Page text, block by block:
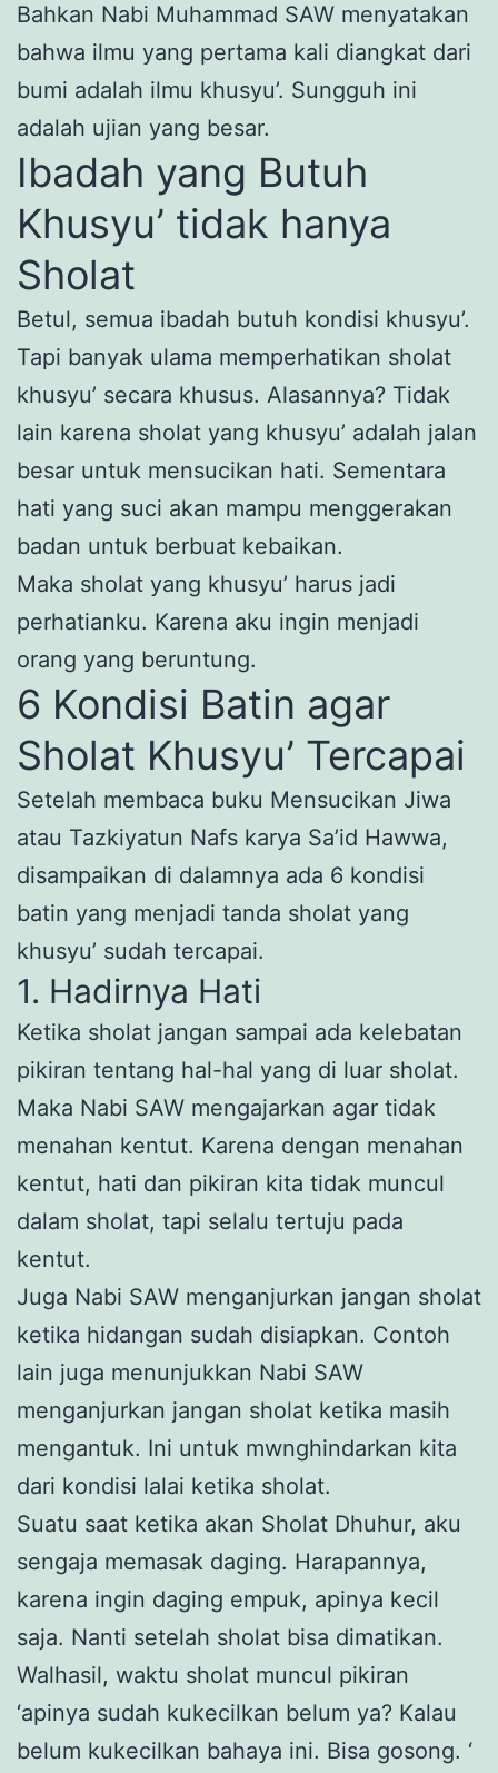
Bahkan Nabi Muhammad SAW menyatakan
bahwa ilmu yang pertama kali diangkat dari
bumi adalah ilmu khusyu’. Sungguh ini
adalah ujian yang besar.
Ibadah yang Butuh
Khusyu’ tidak hanya
Sholat
Betul, semua ibadah butuh kondisi khusyu’.
Tapi banyak ulama memperhatikan sholat
khusyu’ secara khusus. Alasannya? Tidak
lain karena sholat yang khusyu’ adalah jalan
besar untuk mensucikan hati. Sementara
hati yang suci akan mampu menggerakan
badan untuk berbuat kebaikan.
Maka sholat yang khusyu’ harus jadi
perhatianku. Karena aku ingin menjadi
orang yang beruntung.
6 Kondisi Batin agar
Sholat Khusyu’ Tercapai
Setelah membaca buku Mensucikan Jiwa
atau Tazkiyatun Nafs karya Sa’id Hawwa,
disampaikan di dalamnya ada 6 kondisi
batin yang menjadi tanda sholat yang
khusyu’ sudah tercapai.
1. Hadirnya Hati
Ketika sholat jangan sampai ada kelebatan
pikiran tentang hal-hal yang di luar sholat.
Maka Nabi SAW mengajarkan agar tidak
menahan kentut. Karena dengan menahan
kentut, hati dan pikiran kita tidak muncul
dalam sholat, tapi selalu tertuju pada
kentut.
Juga Nabi SAW menganjurkan jangan sholat
ketika hidangan sudah disiapkan. Contoh
lain juga menunjukkan Nabi SAW
menganjurkan jangan sholat ketika masih
mengantuk. Ini untuk mwnghindarkan kita
dari kondisi lalai ketika sholat.
Suatu saat ketika akan Sholat Dhuhur, aku
sengaja memasak daging. Harapannya,
karena ingin daging empuk, apinya kecil
saja. Nanti setelah sholat bisa dimatikan.
Walhasil, waktu sholat muncul pikiran
‘apinya sudah kukecilkan belum ya? Kalau
belum kukecilkan bahaya ini. Bisa gosong. ‘